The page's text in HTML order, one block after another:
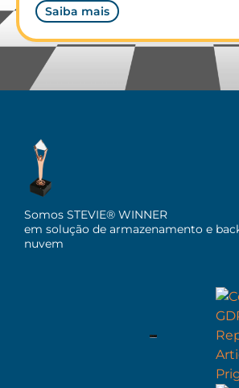
Saiba mais
Somos STEVIE® WINNER
em solução de armazenamento e
nuvem